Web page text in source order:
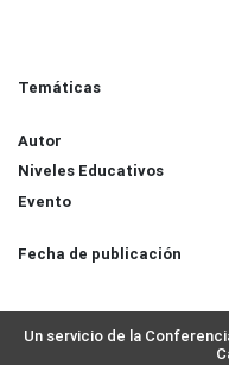
Temáticas
Autor
Niveles Educativos
Evento
Fecha de publicación
Un servicio de la